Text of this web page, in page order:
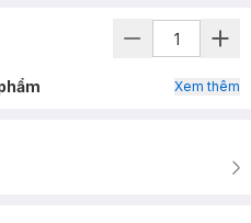
Xem thêm